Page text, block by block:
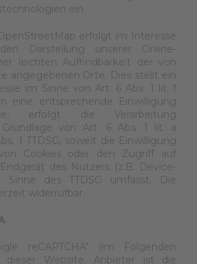
ein.
erfolgt im Interesse
Darstellung unserer Online-
leichten Auffindbarkeit der von
angegebenen Orte. Dies stellt ein
im Sinne von Art. 6 Abs. 1 lit. f
eine entsprechende Einwilligung
erfolgt die Verarbeitung
Grundlage von Art. 6 Abs. 1 lit. a
1 TTDSG, soweit die Einwilligung
Cookies oder den Zugriff auf
des Nutzers (z.B. Device-
Sinne des TTDSG umfasst. Die
widerrufbar.
reCAPTCHA" (im Folgenden
dieser Website. Anbieter ist die